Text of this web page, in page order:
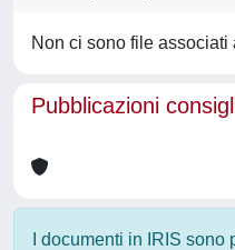
Non ci sono file associati
Pubblicazioni
I documenti in IRIS